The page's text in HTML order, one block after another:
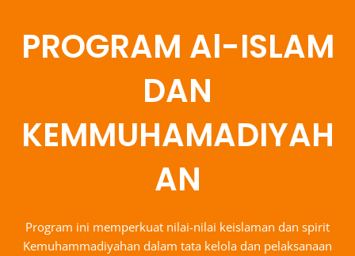
PROGRAM Al-ISLAM
DAN
KEMMUHAMADIYAH
AN
Program ini memperkuat nilai-nilai keislaman dan spirit
Kemuhammadiyahan dalam tata kelola dan pelaksanaan